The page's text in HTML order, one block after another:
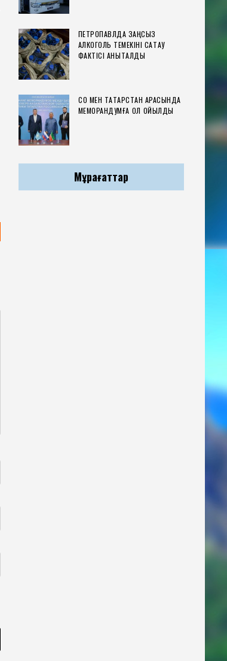
ПЕТРОПАВЛДА ЗАҢСЫЗ
АЛКОГОЛЬ ТЕМЕКІНІ САҚТАУ
ФАКТІСІ АНЫҚТАЛДЫ
СҚО МЕН ТАТАРСТАН АРАСЫНДА
МЕМОРАНДУМҒА ҚОЛ ҚОЙЫЛДЫ
Мұрағаттар